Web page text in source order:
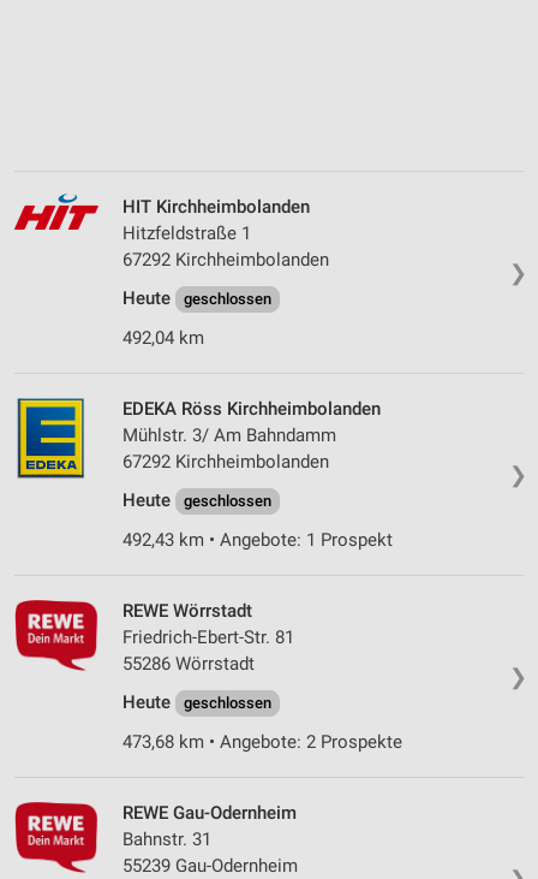
❯
HIT Kirchheimbolanden
Hitzfeldstraße 1
67292 Kirchheimbolanden
Heute
geschlossen
492,04 km
❯
EDEKA Röss Kirchheimbolanden
Mühlstr. 3/ Am Bahndamm
67292 Kirchheimbolanden
Heute
geschlossen
492,43 km • Angebote: 1 Prospekt
❯
REWE Wörrstadt
Friedrich-Ebert-Str. 81
55286 Wörrstadt
Heute
geschlossen
473,68 km • Angebote: 2 Prospekte
REWE Gau-Odernheim
Bahnstr. 31
55239 Gau-Odernheim